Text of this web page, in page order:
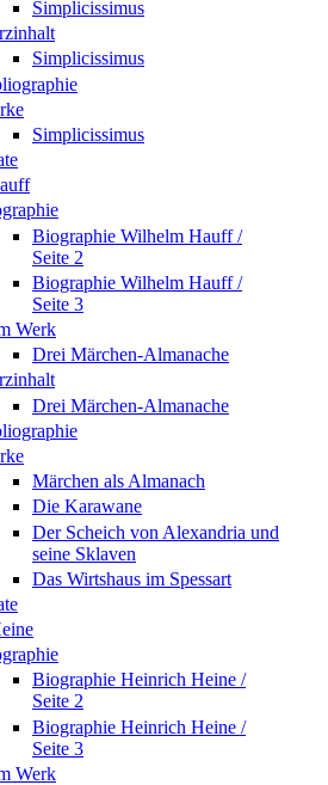
Simplicissimus
Simplicissimus
Simplicissimus
Biographie Wilhelm Hauff /
Seite 2
Biographie Wilhelm Hauff /
Seite 3
Werk
Drei Märchen-Almanache
Drei Märchen-Almanache
Märchen als Almanach
Die Karawane
Der Scheich von Alexandria und
seine Sklaven
Das Wirtshaus im Spessart
Biographie Heinrich Heine /
Seite 2
Biographie Heinrich Heine /
Seite 3
Werk